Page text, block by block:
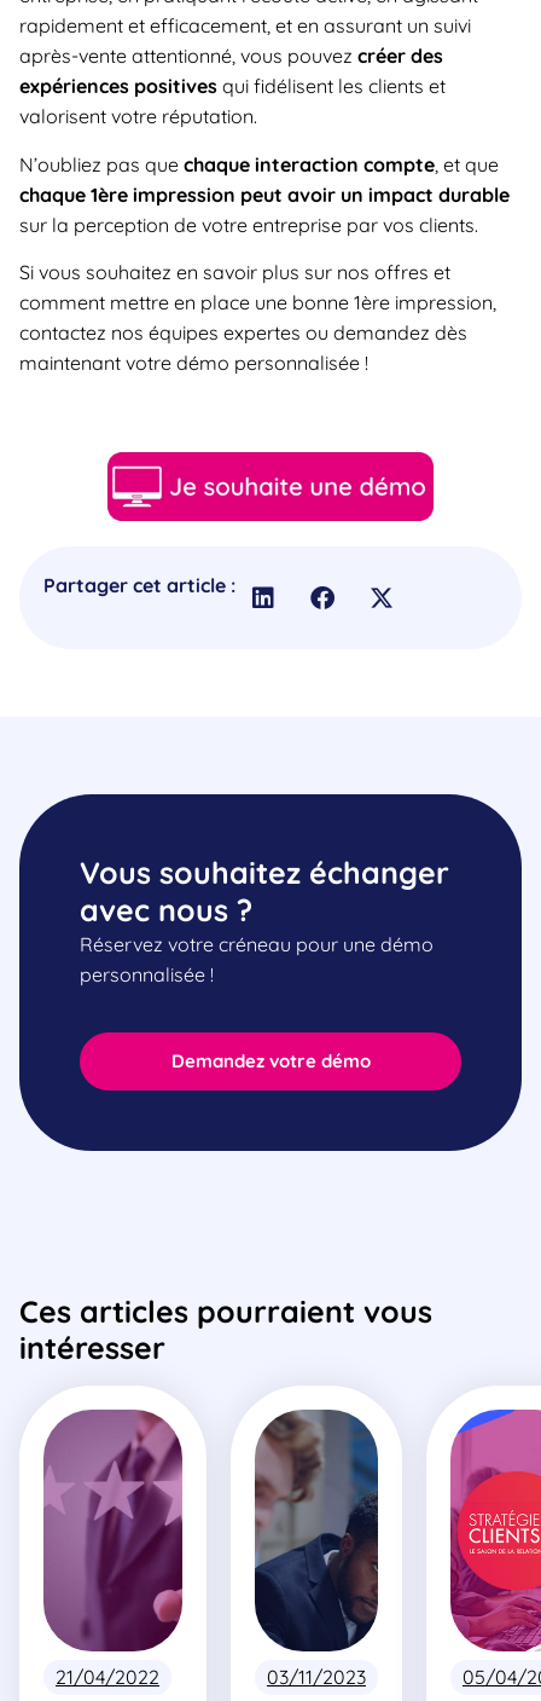
rapidement et efficacement, et en assurant un suivi
après-vente attentionné, vous pouvez créer des
expériences positives qui fidélisent les clients et
valorisent votre réputation.
N’oubliez pas que chaque interaction compte , et que
chaque 1ère impression peut avoir un impact durable
sur la perception de votre entreprise par vos clients.
Si vous souhaitez en savoir plus sur nos offres et
comment mettre en place une bonne 1ère impression,
contactez nos équipes expertes ou demandez dès
maintenant votre démo personnalisée !
Partager cet article :
Demandez votre démo
Vous souhaitez échanger
avec nous ?
Réservez votre créneau pour une démo
personnalisée !
Ces articles pourraient vous
intéresser
21/04/2022 03/11/2023 05/04/